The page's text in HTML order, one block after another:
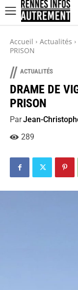
Accueil Actualités
PRISON
// ACTUALITÉS
DRAME DE
PRISON
ParJean-
289